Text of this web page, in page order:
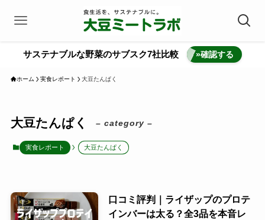
サステナブルな野菜のサブスク7社比較 »確認する
ホーム 実食レポート 大豆たんぱく
大豆たんぱく – category –
実食レポート 大豆たんぱく
口コミ評判｜ライザップのプロテ
インバーは太る？全3品を本音レ